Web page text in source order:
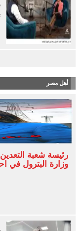
أهل مصر
رئيسة شعبة
وزارة البترول في